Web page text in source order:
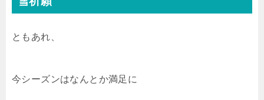
ともあれ、
今シーズンはなんとか満足に